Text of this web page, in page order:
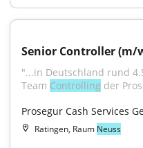
Senior Controller (m/
"...in Deutschland rund
Team Controlling der
Prosegur Cash Services
Ratingen, Raum Neuss